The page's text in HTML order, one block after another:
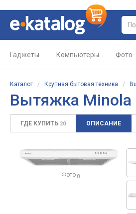
Гаджеты Компьютеры Фото
Каталог / Крупная бытовая техника /
Вытяжка Minola
ГДЕ КУПИТЬ 20 ОПИСАНИЕ
Фото 8